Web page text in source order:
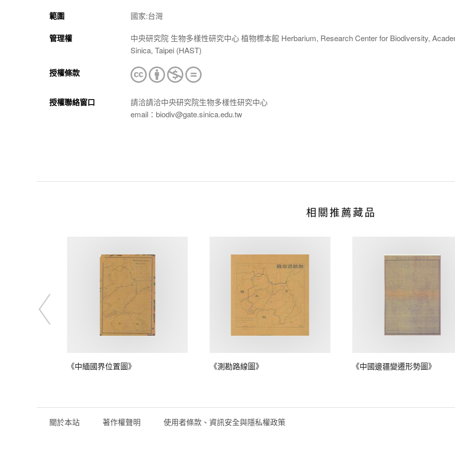
範圍 國家:台灣
管理權
中央研究院 生物多樣性研究中心 植物標本館 Herbarium, Research Center for Biodiversity,
Sinica, Taipei (HAST)
授權條款
授權聯絡窗口
請洽請洽中央研究院生物多樣性研究中心
email：biodiv@gate.sinica.edu.tw
相關推薦藏品
《中緬國界位置圖》 《測勘路線圖》 《中國邊疆變遷形勢圖》
關於本站 著作權聲明 使用者條款、資訊安全與隱私權政策